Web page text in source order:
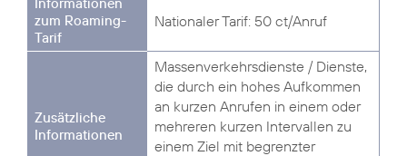
Nationaler Tarif: 50 ct/Anruf
Massenverkehrsdienste / Dienste,
die durch ein hohes Aufkommen
an kurzen Anrufen in einem oder
mehreren kurzen Intervallen zu
einem Ziel mit begrenzter